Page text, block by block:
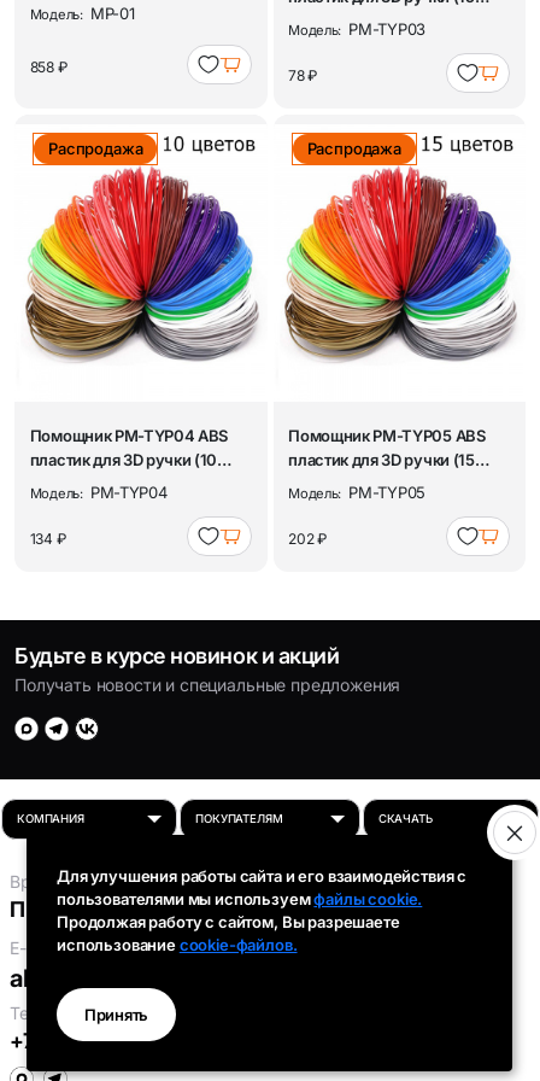
Модель: MP-01
858 ₽
цветов, 3м)
Модель: PM-TYP03
78 ₽
Распродажа
Помощник PM-TYP04 ABS
пластик для 3D ручки (10
цветов,10м)
Модель: PM-TYP04
134 ₽
Распродажа
Помощник PM-TYP05 ABS
пластик для 3D ручки (15
цветов,10м)
Модель: PM-TYP05
202 ₽
Будьте в курсе новинок и акций
Получать новости и специальные предложения
Время работы:
Пн-Пт: 8:00 - 16:30
E-mail:
absolut-tds@inbox.ru
Телефоны:
+7 (343) 301-91-93
Для улучшения работы сайта и его взаимодействия с
пользователями мы используемфайлы cookie.
Продолжая работу с сайтом, Вы разрешаете
использованиеcookie-файлов.
Принять